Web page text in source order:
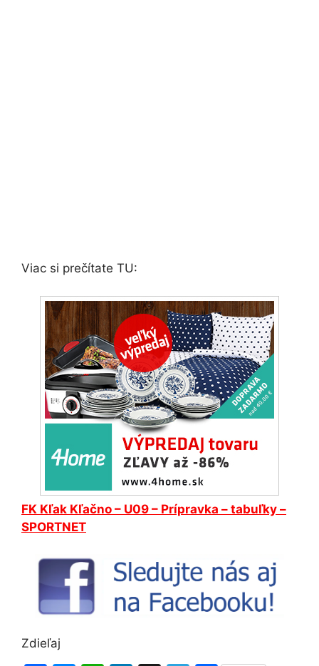
Viac si prečítate TU:
FK Kľak Kľačno – U09 – Prípravka – tabuľky –
SPORTNET
Zdieľaj